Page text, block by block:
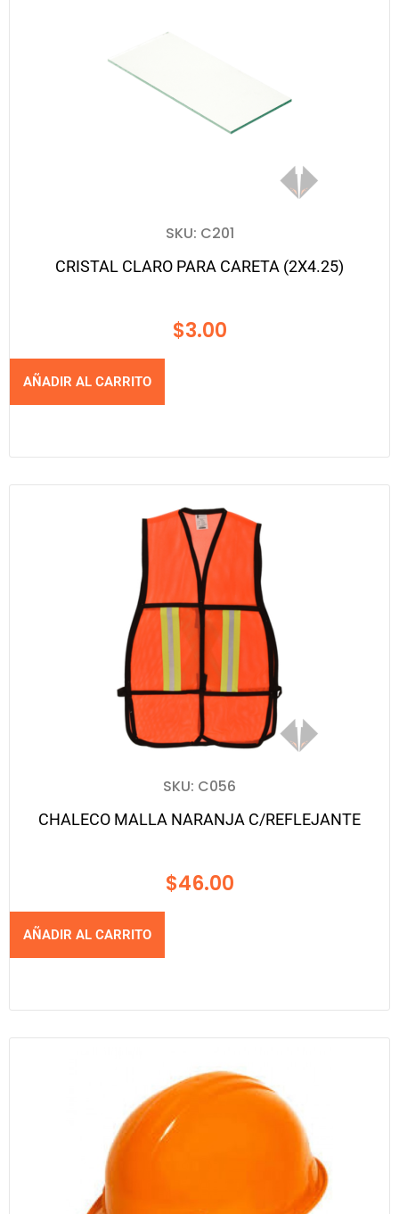
SKU: C201
CRISTAL CLARO PARA CARETA (2X4.25)
$3.00
AÑADIR AL CARRITO
SKU: C056
CHALECO MALLA NARANJA C/REFLEJANTE
$46.00
AÑADIR AL CARRITO